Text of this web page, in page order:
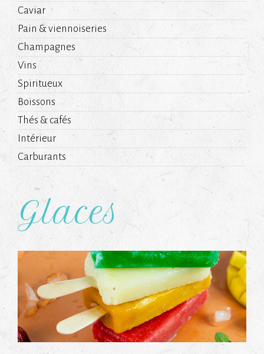
Caviar
Pain & viennoiseries
Champagnes
Vins
Spiritueux
Boissons
Thés & cafés
Intérieur
Carburants
Glaces